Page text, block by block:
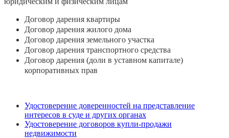
Договор дарения квартиры
Договор дарения жилого дома
Договор дарения земельного участка
Договор дарения транспортного средства
Договор дарения (доли в уставном капитале)
корпоративных прав
Удостоверение доверенностей на представление
интересов в суде и других органах
Удостоверение договоров купли-продажи
недвижимости